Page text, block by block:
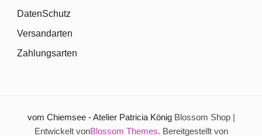
DatenSchutz
Versandarten
Zahlungsarten
vom Chiemsee - Atelier Patricia König Blossom Shop |
Entwickelt vonBlossom Themes. Bereitgestellt von